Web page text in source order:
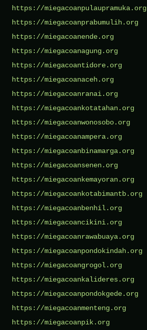
https://miegacoanpulaupramuka.org
https://miegacoanprabumulih.org
https://miegacoanende.org
https://miegacoanagung.org
https://miegacoantidore.org
https://miegacoanaceh.org
https://miegacoanranai.org
https://miegacoankotatahan.org
https://miegacoanwonosobo.org
https://miegacoanampera.org
https://miegacoanbinamarga.org
https://miegacoansenen.org
https://miegacoankemayoran.org
https://miegacoankotabimantb.org
https://miegacoanbenhil.org
https://miegacoancikini.org
https://miegacoanrawabuaya.org
https://miegacoanpondokindah.org
https://miegacoangrogol.org
https://miegacoankalideres.org
https://miegacoanpondokgede.org
https://miegacoanmenteng.org
https://miegacoanpik.org